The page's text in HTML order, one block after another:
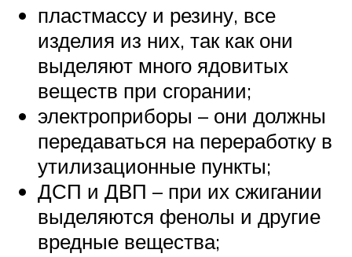
пластмассу и резину, все
изделия из них, так как они
выделяют много ядовитых
веществ при сгорании;
электроприборы – они должны
передаваться на переработку в
утилизационные пункты;
ДСП и ДВП – при их сжигании
выделяются фенолы и другие
вредные вещества;